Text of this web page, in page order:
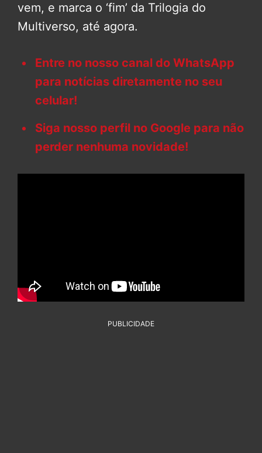
vem, e marca o ‘fim’ da Trilogia do
Multiverso, até agora.
Entre no nosso canal do WhatsApp
para notícias diretamente no seu
celular!
Siga nosso perfil no Google para não
perder nenhuma novidade!
PUBLICIDADE